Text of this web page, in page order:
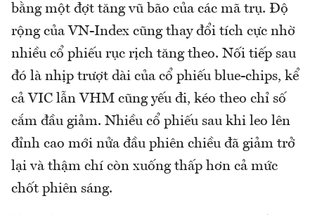
bằng một đợt tăng vũ bão của các mã trụ. Độ
rộng của VN-Index cũng thay đổi tích cực nhờ
nhiều cổ phiếu rục rịch tăng theo. Nối tiếp sau
đó là nhịp trượt dài của cổ phiếu blue-chips, kể
cả VIC lẫn VHM cũng yếu đi, kéo theo chỉ số
cắm đầu giảm. Nhiều cổ phiếu sau khi leo lên
đỉnh cao mới nửa đầu phiên chiều đã giảm trở
lại và thậm chí còn xuống thấp hơn cả mức
chốt phiên sáng.